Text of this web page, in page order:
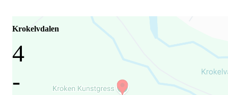
Krokelvdalen
4
-